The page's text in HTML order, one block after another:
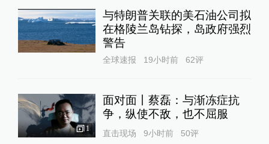
与特朗普关联的美石油公司拟
在格陵兰岛钻探，岛政府强烈
警告
全球速报 19小时前 62评
1
面对面丨蔡磊：与渐冻症抗
争，纵使不敌，也不屈服
直击现场 9小时前 50评